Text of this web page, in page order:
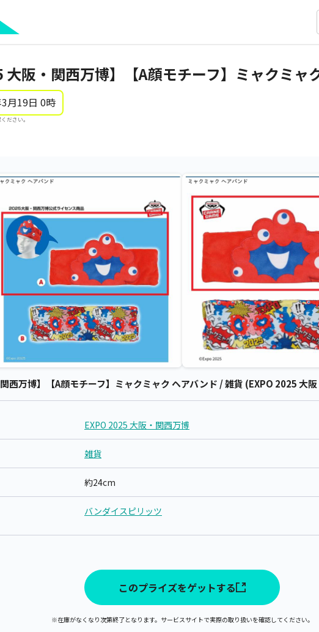
大阪・関西万博】【A顔モチーフ】ミャクミャ
月19日 0時
ださい。
関西万博】【A顔モチーフ】ミャクミャク ヘアバンド / 雑貨 (EXPO 2025 大
EXPO 2025 大阪・関西万博
雑貨
約24cm
バンダイスピリッツ
このプライズをゲットする
※在庫がなくなり次第終了となります。サービスサイトで実際の取り扱いを確認してください。